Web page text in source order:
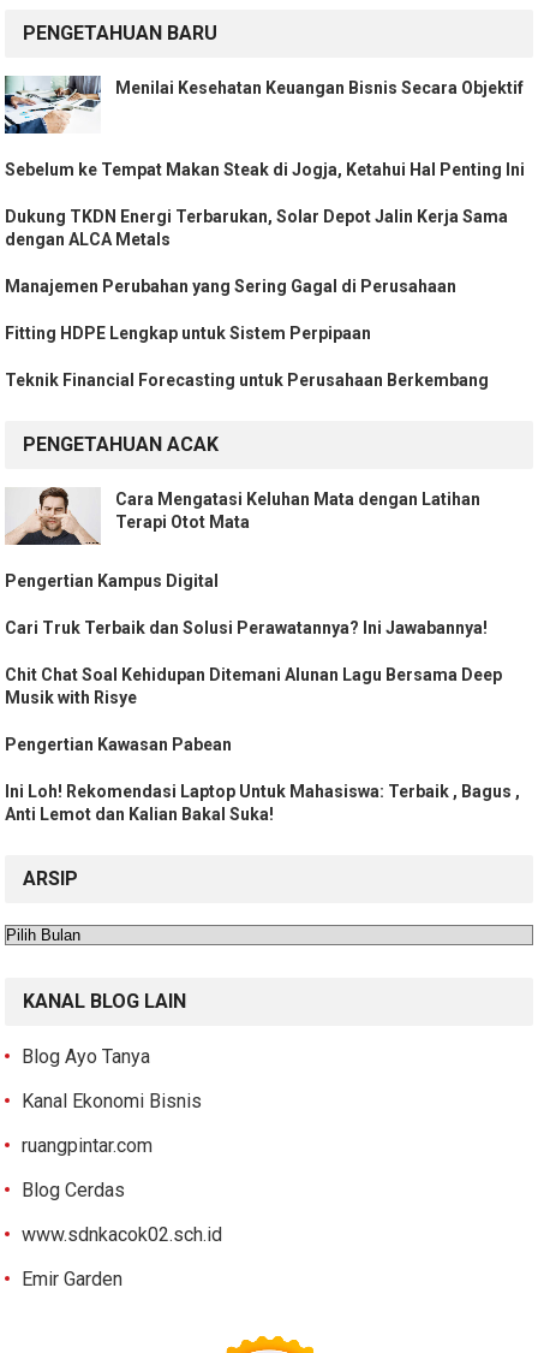
PENGETAHUAN BARU
Menilai Kesehatan Keuangan Bisnis Secara Objektif
Sebelum ke Tempat Makan Steak di Jogja, Ketahui Hal Penting Ini
Dukung TKDN Energi Terbarukan, Solar Depot Jalin Kerja Sama
dengan ALCA Metals
Manajemen Perubahan yang Sering Gagal di Perusahaan
Fitting HDPE Lengkap untuk Sistem Perpipaan
Teknik Financial Forecasting untuk Perusahaan Berkembang
PENGETAHUAN ACAK
Cara Mengatasi Keluhan Mata dengan Latihan
Terapi Otot Mata
Pengertian Kampus Digital
Cari Truk Terbaik dan Solusi Perawatannya? Ini Jawabannya!
Chit Chat Soal Kehidupan Ditemani Alunan Lagu Bersama Deep
Musik with Risye
Pengertian Kawasan Pabean
Ini Loh! Rekomendasi Laptop Untuk Mahasiswa: Terbaik , Bagus ,
Anti Lemot dan Kalian Bakal Suka!
ARSIP
Arsip
KANAL BLOG LAIN
Blog Ayo Tanya
Kanal Ekonomi Bisnis
ruangpintar.com
Blog Cerdas
www.sdnkacok02.sch.id
Emir Garden